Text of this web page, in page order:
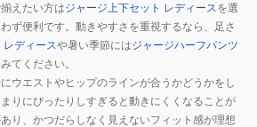
えたい方はジャージ上下セット レディースを選
ず便利です。動きやすさを重視するなら、足さ
レディースや暑い季節にはジャージハーフパンツ
てください。
ウエストやヒップのラインが合うかどうかをし
りにぴったりしすぎると動きにくくなることが
り、かつだらしなく見えないフィット感が理想